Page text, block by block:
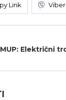
Link Viber
MUP: Električni